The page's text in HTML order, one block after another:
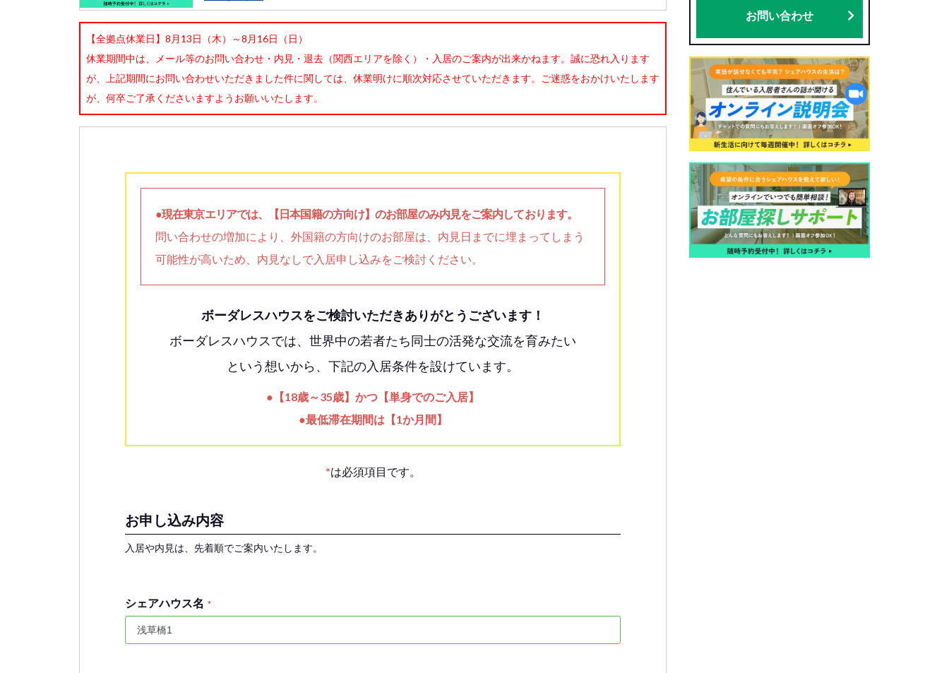
【全拠点休業日】8月13日（木）～8月16日（日）
休業期間中は、メール等のお問い合わせ・内見・退去（関西エリアを除く）・入居のご案内が出来かねます。誠に恐れ入ります
が、上記期間にお問い合わせいただきました件に関しては、休業明けに順次対応させていただきます。ご迷惑をおかけいたします
が、何卒ご了承くださいますようお願いいたします。
●現在東京エリアでは、【日本国籍の方向け】のお部屋のみ内見をご案内しております。
問い合わせの増加により、外国籍の方向けのお部屋は、内見日までに埋まってしまう
可能性が高いため、内見なしで入居申し込みをご検討ください。
ボーダレスハウスをご検討いただきありがとうございます！
ボーダレスハウスでは、世界中の若者たち同士の活発な交流を育みたい
という想いから、下記の入居条件を設けています。
●【18歳～35歳】かつ【単身でのご入居】
●最低滞在期間は【1か月間】
*は必須項目です。
お申し込み内容
入居や内見は、先着順でご案内いたします。
シェアハウス名 *
お問い合わせ